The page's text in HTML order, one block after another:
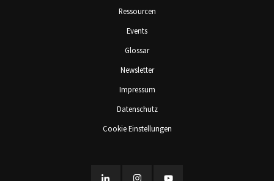
Ressourcen
Events
Glossar
Newsletter
Impressum
Datenschutz
Cookie Einstellungen